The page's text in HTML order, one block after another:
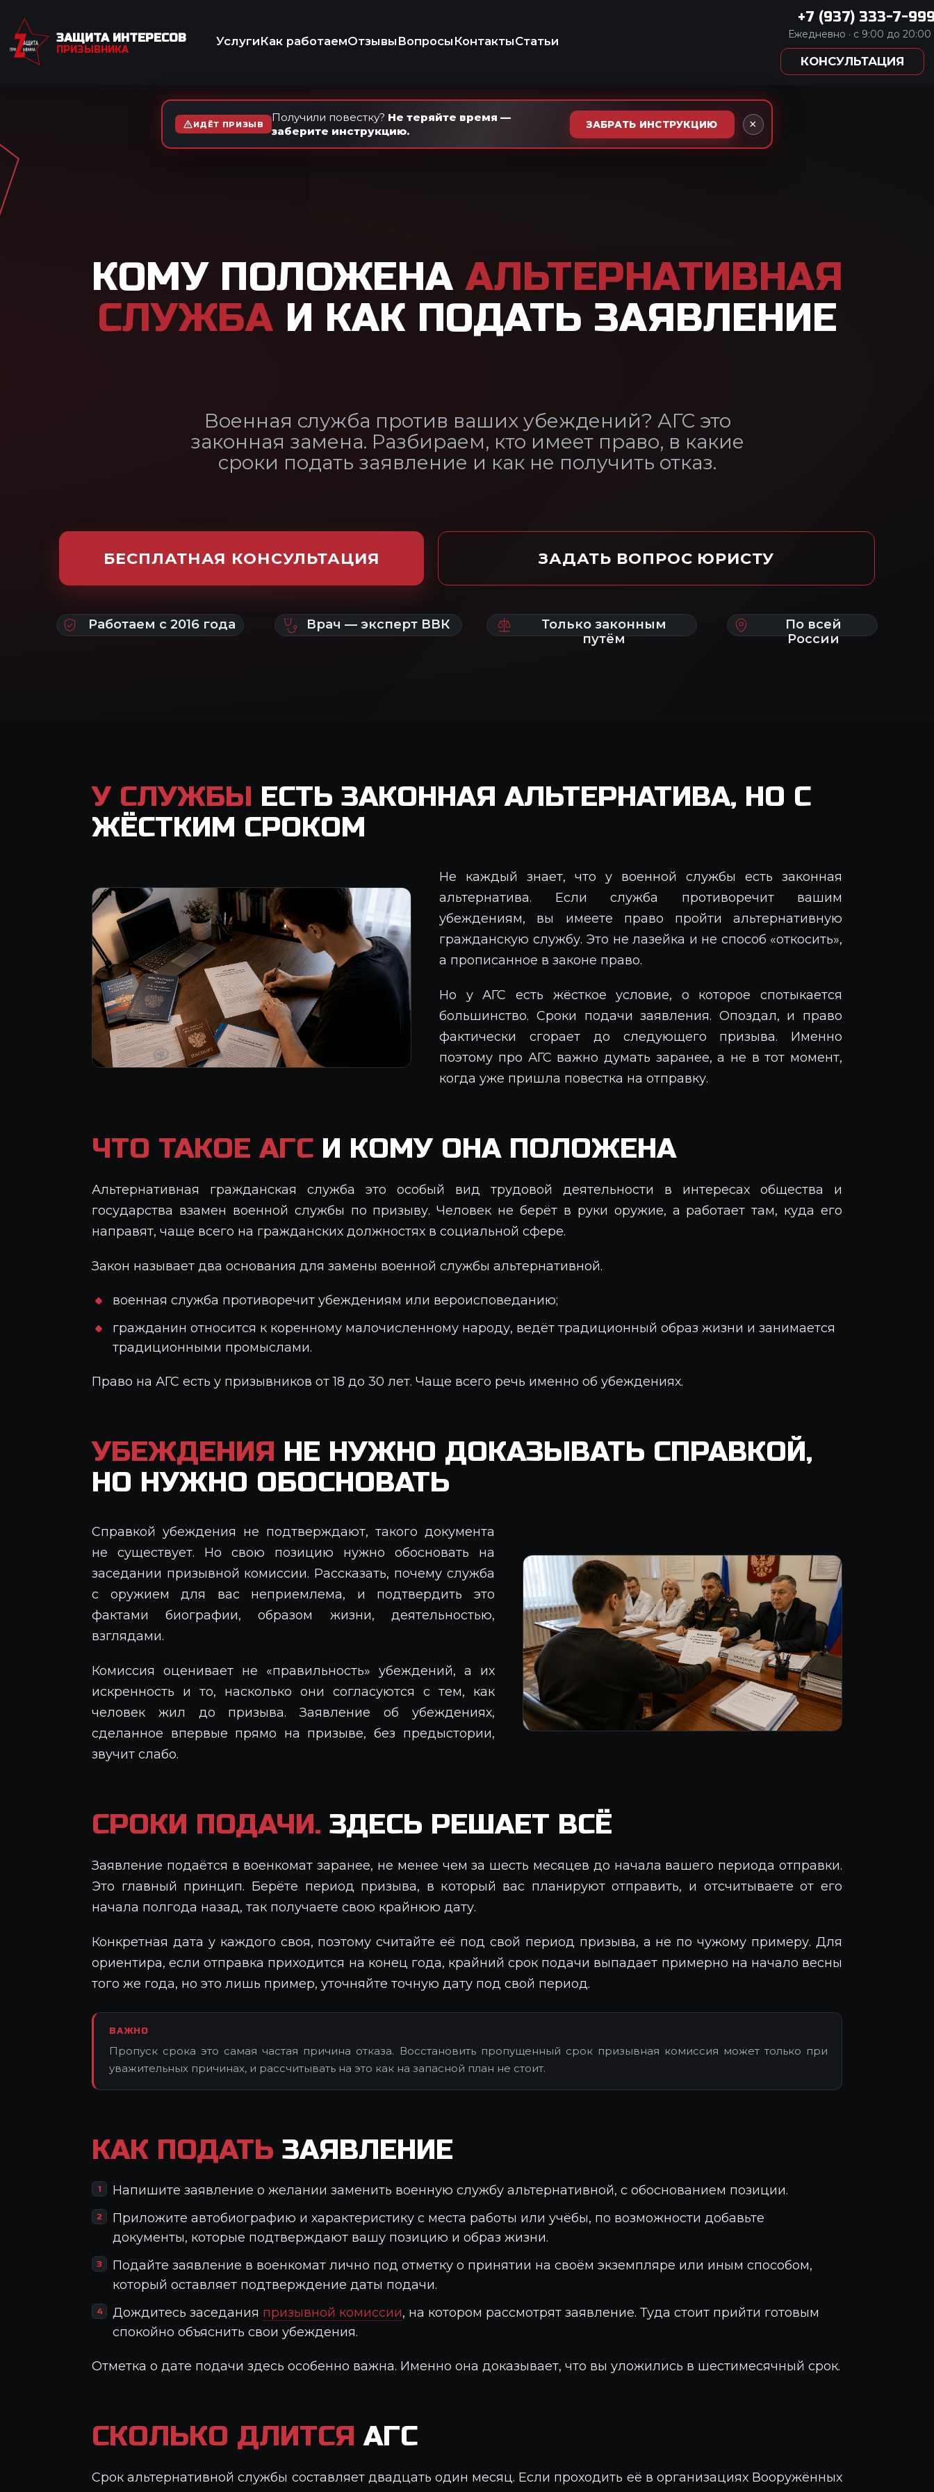
ПРИЗЫВНИКА
ИДЁТ ПРИЗЫВ
Получили повестку? Не теряйте время —
заберите инструкцию.
ЗАБРАТЬ ИНСТРУКЦИЮ ×
КОМПАНИЯ
Врач — эксперт ВВК
Только законным
путём
По всей
России
Военная служба против ваших убеждений? АГС это
законная замена. Разбираем, кто имеет право, в какие
сроки подать заявление и как не получить отказ.
У СЛУЖБЫ ЕСТЬ ЗАКОННАЯ АЛЬТЕРНАТИВА, НО С
ЖЁСТКИМ СРОКОМ
Не каждый знает, что у военной службы есть законная
альтернатива. Если служба противоречит вашим
убеждениям, вы имеете право пройти альтернативную
гражданскую службу. Это не лазейка и не способ «откосить»,
а прописанное в законе право.
Но у АГС есть жёсткое условие, о которое спотыкается
большинство. Сроки подачи заявления. Опоздал, и право
фактически сгорает до следующего призыва. Именно
поэтому про АГС важно думать заранее, а не в тот момент,
когда уже пришла повестка на отправку.
ЧТО ТАКОЕ АГС И КОМУ ОНА ПОЛОЖЕНА
Альтернативная гражданская служба это особый вид трудовой деятельности в интересах общества и
государства взамен военной службы по призыву. Человек не берёт в руки оружие, а работает там, куда его
направят, чаще всего на гражданских должностях в социальной сфере.
Закон называет два основания для замены военной службы альтернативной.
военная служба противоречит убеждениям или вероисповеданию;
гражданин относится к коренному малочисленному народу, ведёт традиционный образ жизни и занимается
традиционными промыслами.
Право на АГС есть у призывников от 18 до 30 лет. Чаще всего речь именно об убеждениях.
УБЕЖДЕНИЯ НЕ НУЖНО ДОКАЗЫВАТЬ СПРАВКОЙ,
НО НУЖНО ОБОСНОВАТЬ
Справкой убеждения не подтверждают, такого документа
не существует. Но свою позицию нужно обосновать на
заседании призывной комиссии. Рассказать, почему служба
с оружием для вас неприемлема, и подтвердить это
фактами биографии, образом жизни, деятельностью,
взглядами.
Комиссия оценивает не «правильность» убеждений, а их
искренность и то, насколько они согласуются с тем, как
человек жил до призыва. Заявление об убеждениях,
сделанное впервые прямо на призыве, без предыстории,
звучит слабо.
СРОКИ ПОДАЧИ. ЗДЕСЬ РЕШАЕТ ВСЁ
Заявление подаётся в военкомат заранее, не менее чем за шесть месяцев до начала вашего периода отправки.
Это главный принцип. Берёте период призыва, в который вас планируют отправить, и отсчитываете от его
начала полгода назад, так получаете свою крайнюю дату.
Конкретная дата у каждого своя, поэтому считайте её под свой период призыва, а не по чужому примеру. Для
ориентира, если отправка приходится на конец года, крайний срок подачи выпадает примерно на начало весны
того же года, но это лишь пример, уточняйте точную дату под свой период.
ВАЖНО
Пропуск срока это самая частая причина отказа. Восстановить пропущенный срок призывная комиссия может только при
уважительных причинах, и рассчитывать на это как на запасной план не стоит.
КАК ПОДАТЬ ЗАЯВЛЕНИЕ
Напишите заявление о желании заменить военную службу альтернативной, с обоснованием позиции.
Приложите автобиографию и характеристику с места работы или учёбы, по возможности добавьте
документы, которые подтверждают вашу позицию и образ жизни.
Подайте заявление в военкомат лично под отметку о принятии на своём экземпляре или иным способом,
который оставляет подтверждение даты подачи.
Дождитесь заседания призывной комиссии, на котором рассмотрят заявление. Туда стоит прийти готовым
спокойно объяснить свои убеждения.
Отметка о дате подачи здесь особенно важна. Именно она доказывает, что вы уложились в шестимесячный срок.
СКОЛЬКО ДЛИТСЯ АГС
Срок альтернативной службы составляет двадцать один месяц. Если проходить её в организациях Вооружённых
ОСТАВЬТЕ
ЗАЯВКУ